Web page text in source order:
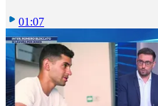
01:07